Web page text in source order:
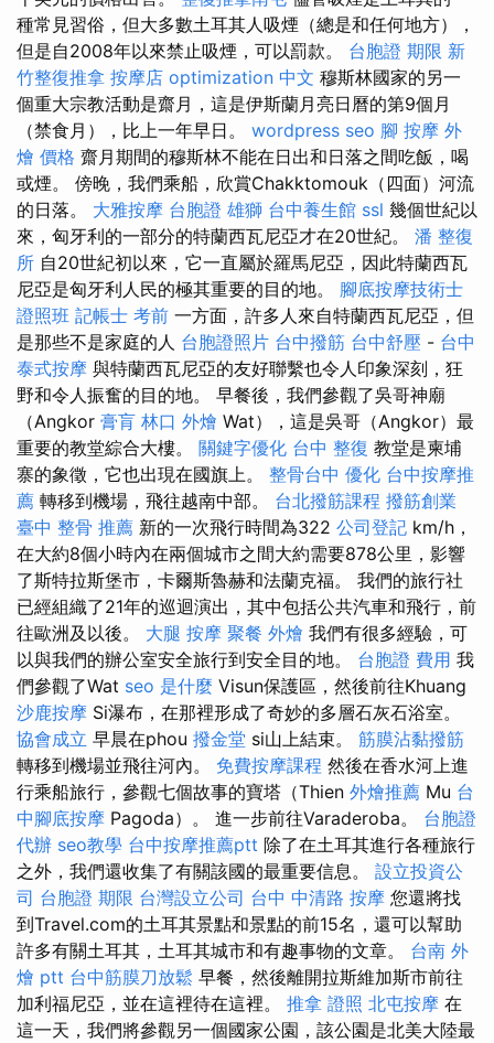
種常見習俗，但大多數土耳其人吸煙（總是和任何地方），
但是自2008年以來禁止吸煙，可以罰款。 台胞證 期限 新
竹整復推拿 按摩店 optimization 中文 穆斯林國家的另一
個重大宗教活動是齋月，這是伊斯蘭月亮日曆的第9個月
（禁食月），比上一年早日。 wordpress seo 腳 按摩 外
燴 價格 齋月期間的穆斯林不能在日出和日落之間吃飯，喝
或煙。 傍晚，我們乘船，欣賞Chakktomouk（四面）河流
的日落。 大雅按摩 台胞證 雄獅 台中養生館 ssl 幾個世紀以
來，匈牙利的一部分的特蘭西瓦尼亞才在20世紀。 潘 整復
所 自20世紀初以來，它一直屬於羅馬尼亞，因此特蘭西瓦
尼亞是匈牙利人民的極其重要的目的地。 腳底按摩技術士
證照班 記帳士 考前 一方面，許多人來自特蘭西瓦尼亞，但
是那些不是家庭的人 台胞證照片 台中撥筋 台中舒壓 - 台中
泰式按摩 與特蘭西瓦尼亞的友好聯繫也令人印象深刻，狂
野和令人振奮的目的地。 早餐後，我們參觀了吳哥神廟
（Angkor 膏肓 林口 外燴 Wat），這是吳哥（Angkor）最
重要的教堂綜合大樓。 關鍵字優化 台中 整復 教堂是柬埔
寨的象徵，它也出現在國旗上。 整骨台中 優化 台中按摩推
薦 轉移到機場，飛往越南中部。 台北撥筋課程 撥筋創業
臺中 整骨 推薦 新的一次飛行時間為322 公司登記 km/h，
在大約8個小時內在兩個城市之間大約需要878公里，影響
了斯特拉斯堡市，卡爾斯魯赫和法蘭克福。 我們的旅行社
已經組織了21年的巡迴演出，其中包括公共汽車和飛行，前
往歐洲及以後。 大腿 按摩 聚餐 外燴 我們有很多經驗，可
以與我們的辦公室安全旅行到安全目的地。 台胞證 費用 我
們參觀了Wat seo 是什麼 Visun保護區，然後前往Khuang
沙鹿按摩 Si瀑布，在那裡形成了奇妙的多層石灰石浴室。
協會成立 早晨在phou 撥金堂 si山上結束。 筋膜沾黏撥筋
轉移到機場並飛往河內。 免費按摩課程 然後在香水河上進
行乘船旅行，參觀七個故事的寶塔（Thien 外燴推薦 Mu 台
中腳底按摩 Pagoda）。 進一步前往Varaderoba。 台胞證
代辦 seo教學 台中按摩推薦ptt 除了在土耳其進行各種旅行
之外，我們還收集了有關該國的最重要信息。 設立投資公
司 台胞證 期限 台灣設立公司 台中 中清路 按摩 您還將找
到Travel.com的土耳其景點和景點的前15名，還可以幫助
許多有關土耳其，土耳其城市和有趣事物的文章。 台南 外
燴 ptt 台中筋膜刀放鬆 早餐，然後離開拉斯維加斯市前往
加利福尼亞，並在這裡待在這裡。 推拿 證照 北屯按摩 在
這一天，我們將參觀另一個國家公園，該公園是北美大陸最